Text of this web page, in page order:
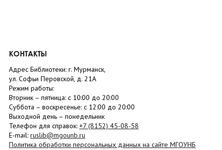
КОНТАКТЫ
Адрес Библиотеки: г. Мурманск,
ул. Софьи Перовской, д. 21А
Режим работы:
Вторник – пятница: с 10:00 до 20:00
Суббота – воскресенье: c 12:00 до 20:00
Выходной день – понедельник
Телефон для справок: +7 (8152) 45-08-58
E-mail: ruslib@mgounb.ru
Политика обработки персональных данных на сайте МГОУНБ